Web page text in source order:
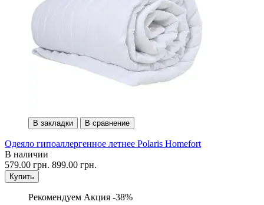
В закладки В сравнение
Одеяло гипоаллергенное летнее Polaris Homefort
В наличии
579.00 грн. 899.00 грн.
Купить
Рекомендуем Акция -38%